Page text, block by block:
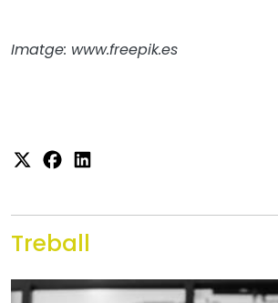
Imatge: www.freepik.es
Treball